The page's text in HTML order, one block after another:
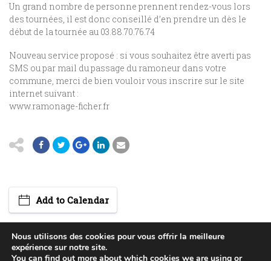
Un grand nombre de personne prennent rendez-vous lors
des tournées, il est donc conseillé d’en prendre un dès le
début de la tournée au 03.88.70.76.74
Nouveau service proposé : si vous souhaitez être averti pas
SMS ou par mail du passage du ramoneur dans votre
commune, merci de bien vouloir vous inscrire sur le site
internet suivant :
www.ramonage-ficher.fr
Add to Calendar
Nous utilisons des cookies pour vous offrir la meilleure
expérience sur notre site.
You can find out more about which cookies we are using or